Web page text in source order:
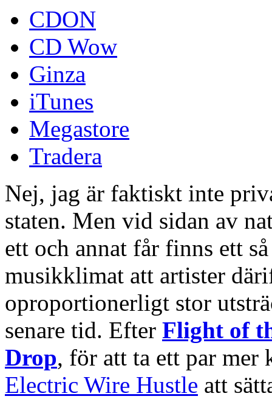
CDON
CD Wow
Ginza
iTunes
Megastore
Tradera
Nej, jag är faktiskt inte
staten. Men vid sidan av
ett och annat får finns ett
musikklimat att artister
oproportionerligt stor
senare tid. Efter Flight of
Drop, för att ta ett par mer
Electric Wire Hustle att